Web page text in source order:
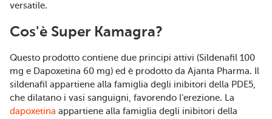
versatile.
Cos'è Super Kamagra?
Questo prodotto contiene due principi attivi (Sildenafil 100
mg e Dapoxetina 60 mg) ed è prodotto da Ajanta Pharma. Il
sildenafil appartiene alla famiglia degli inibitori della PDE5,
che dilatano i vasi sanguigni, favorendo l'erezione. La
dapoxetina appartiene alla famiglia degli inibitori della